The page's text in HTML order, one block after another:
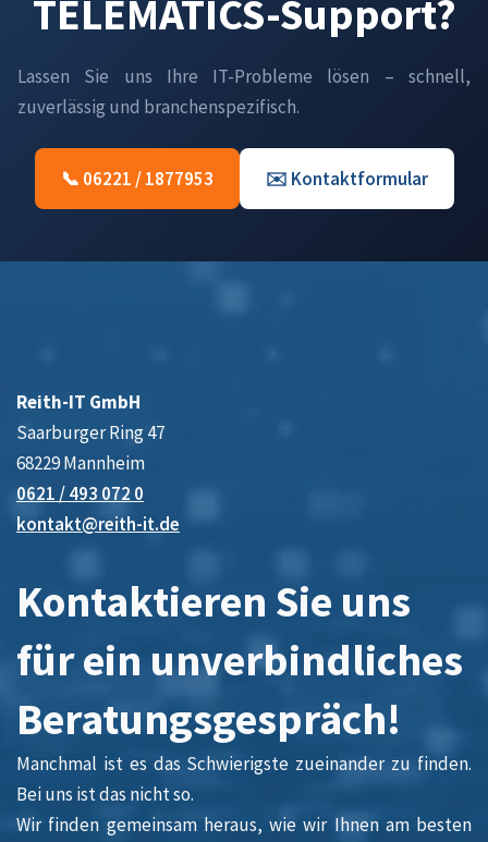
TELEMATICS-Support?
Lassen Sie uns Ihre IT-Probleme lösen – schnell,
zuverlässig und branchenspezifisch.
📞 06221 / 1877953 ✉️ Kontaktformular
Reith-IT GmbH
Saarburger Ring 47
68229 Mannheim
0621 / 493 072 0
kontakt@reith-it.de
Kontaktieren Sie uns
für ein unverbindliches
Beratungsgespräch!
Manchmal ist es das Schwierigste zueinander zu finden.
Bei uns ist das nicht so.
Wir finden gemeinsam heraus, wie wir Ihnen am besten